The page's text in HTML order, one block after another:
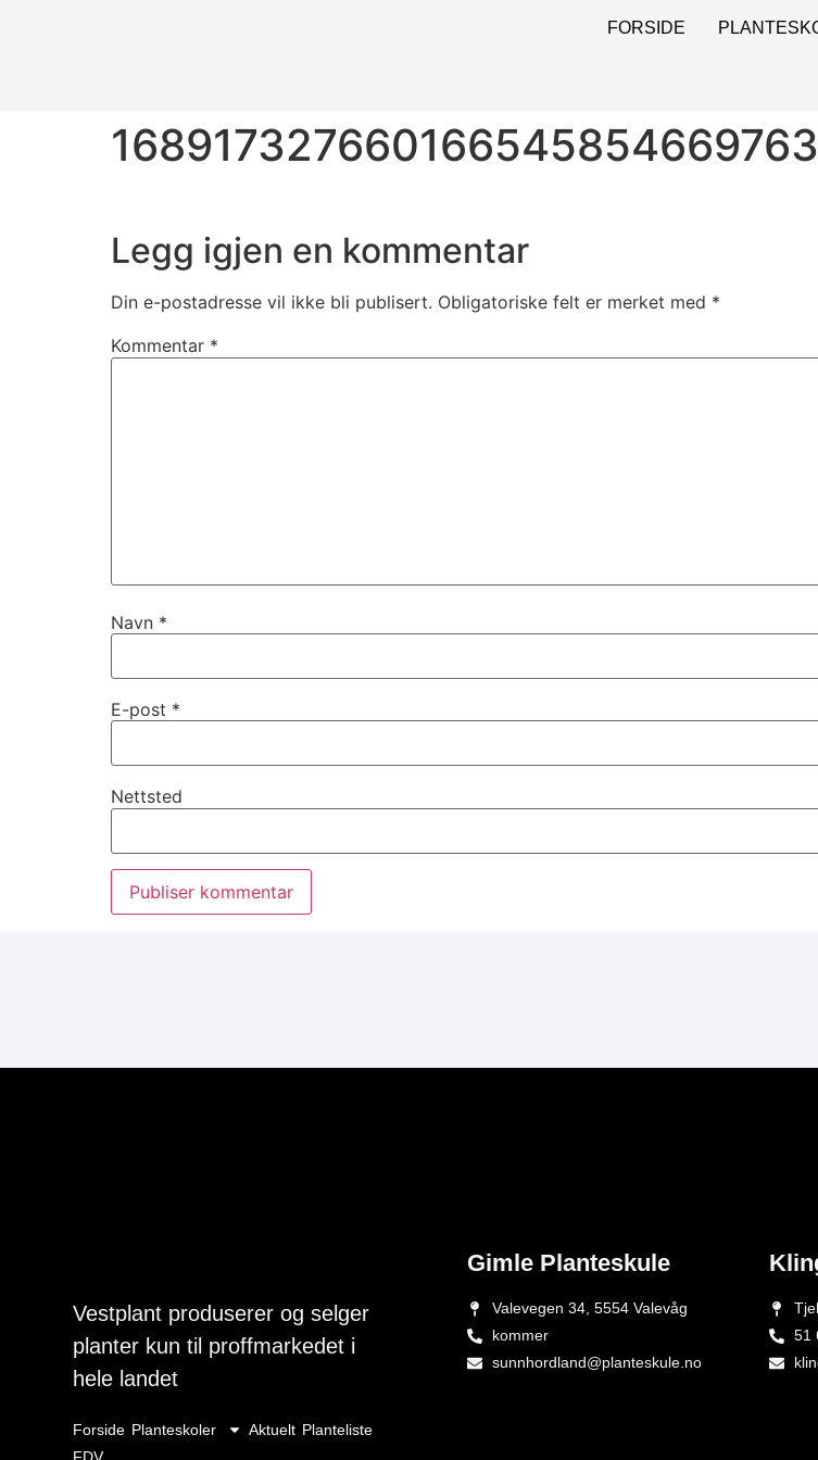
FORSIDE
Legg igjen en kommentar
Din e-postadresse vil ikke bli publisert. Obligatoriske felt er merket med *
Kommentar *
Navn *
E-post *
Nettsted
Vestplant produserer og selger
planter kun til proffmarkedet i
hele landet
Forside Planteskoler Aktuelt Planteliste
FDV
Gimle Planteskule
Valevegen 34, 5554 Valevåg
kommer
sunnhordland@planteskule.no
51